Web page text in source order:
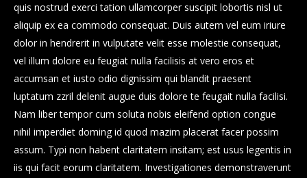
février 2017
décembre 2016
Minimal
Month of the year
quis nostrud exerci tation ullamcorper suscipit lobortis nisl ut
aliquip ex ea commodo consequat. Duis autem vel eum iriure
dolor in hendrerit in vulputate velit esse molestie consequat,
vel illum dolore eu feugiat nulla facilisis at vero eros et
accumsan et iusto odio dignissim qui blandit praesent
luptatum zzril delenit augue duis dolore te feugait nulla facilisi.
Nam liber tempor cum soluta nobis eleifend option congue
nihil imperdiet doming id quod mazim placerat facer possim
assum. Typi non habent claritatem insitam; est usus legentis in
iis qui facit eorum claritatem. Investigationes demonstraverunt